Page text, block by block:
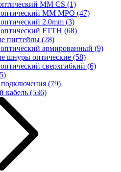
MM CS (1)
MM MPO (47)
2.0mm (3)
FTTH (68)
пигтейлы (28)
армированный (9)
шнуры оптические (58)
сверхгибкий (6)
(79)
кабель (536)